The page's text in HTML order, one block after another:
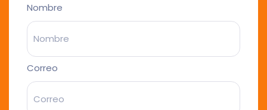
Nombre
Correo